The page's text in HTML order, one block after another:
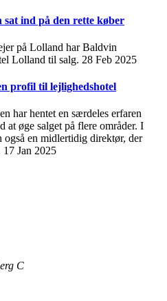
sat ind på den rette køber
på Lolland har Baldvin
Lolland til salg. 28 Feb 2025
profil til lejlighedshotel
har hentet en særdeles erfaren
at øge salget på flere områder. I
også en midlertidig direktør, der
17 Jan 2025
C